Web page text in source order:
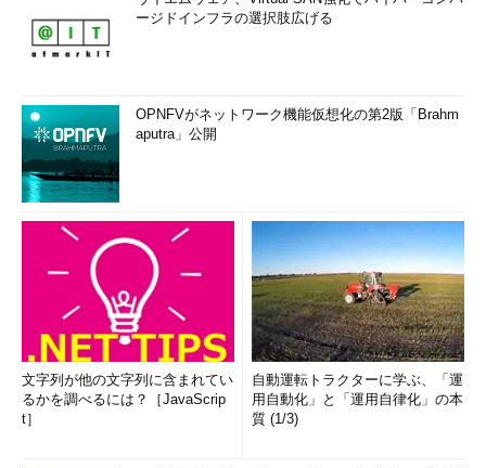
ージドインフラの選択肢広げる
OPNFVがネットワーク機能仮想化の第2版「Brahm
aputra」公開
文字列が他の文字列に含まれてい
るかを調べるには？［JavaScrip
t］
自動運転トラクターに学ぶ、「運
用自動化」と「運用自律化」の本
質 (1/3)